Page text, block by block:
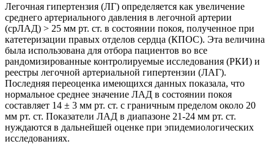
Легочная гипертензия (ЛГ) определяется как увеличение
среднего артериального давления в легочной артерии
(срЛАД) > 25 мм рт. ст. в состоянии покоя, полученное при
катетеризации правых отделов сердца (КПОС). Эта величина
была использована для отбора пациентов во все
рандомизированные контролируемые исследования (РКИ) и
реестры легочной артериальной гипертензии (ЛАГ).
Последняя переоценка имеющихся данных показала, что
нормальное среднее значение ЛАД в состоянии покоя
составляет 14 ± 3 мм рт. ст. с граничным пределом около 20
мм рт. ст. Показатели ЛАД в диапазоне 21-24 мм рт. ст.
нуждаются в дальнейшей оценке при эпидемиологических
исследованиях.